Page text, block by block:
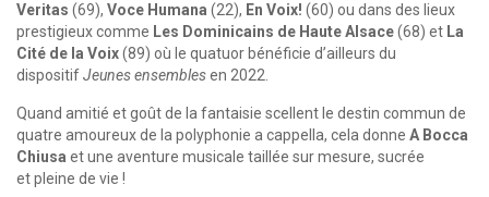
Veritas (69), Voce Humana (22), En Voix! (60) ou dans des lieux
prestigieux comme Les Dominicains de Haute Alsace(68) et La
Cité de la Voix(89) où le quatuor bénéficie d’ailleurs du
dispositifJeunes ensemblesen 2022.
Quand amitié et goût de la fantaisie scellent le destin commun de
quatre amoureux de la polyphonie a cappella, cela donne A Bocca
Chiusa et une aventure musicale taillée sur mesure, sucrée
et pleine de vie !